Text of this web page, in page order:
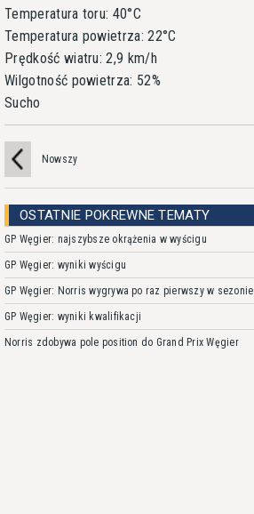
Temperatura toru: 40°C
Temperatura powietrza: 22°C
Prędkość wiatru: 2,9 km/h
Wilgotność powietrza: 52%
Sucho
Nowszy
OSTATNIE POKREWNE TEMATY
GP Węgier: najszybsze okrążenia w wyścigu
GP Węgier: wyniki wyścigu
GP Węgier: Norris wygrywa po raz pierwszy w sezonie
GP Węgier: wyniki kwalifikacji
Norris zdobywa pole position do Grand Prix Węgier